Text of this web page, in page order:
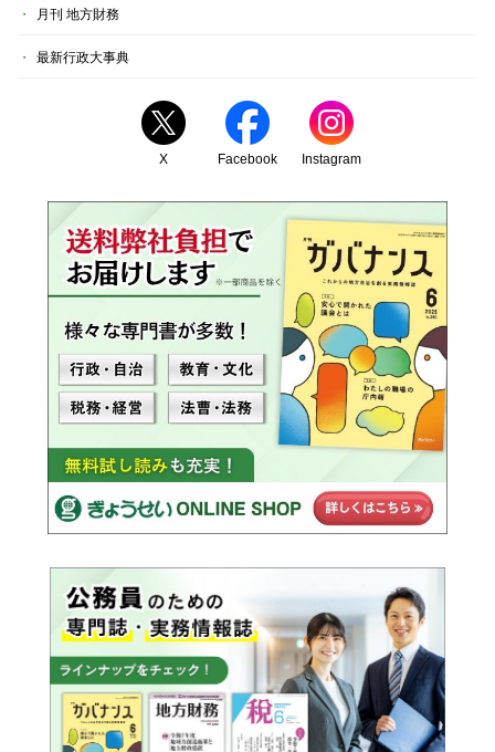
月刊 地方財務
最新行政大事典
X Facebook Instagram